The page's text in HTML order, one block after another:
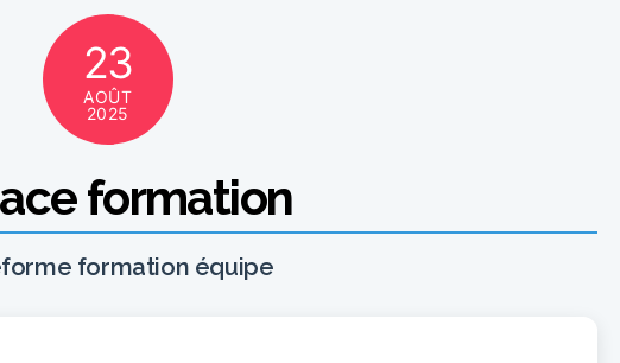
23
AOÛT
2025
formation
formation équipe